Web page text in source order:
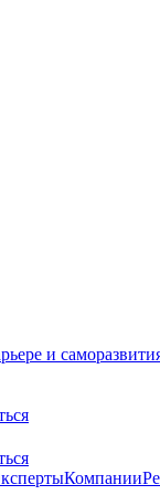
и
Компании